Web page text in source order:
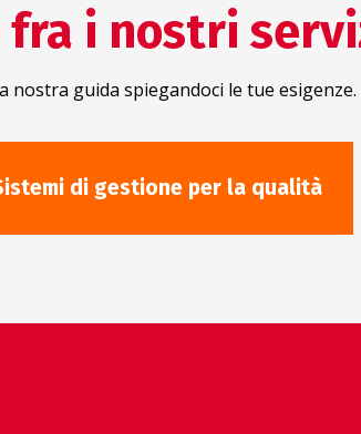
fra i nostri
nostra guida spiegandoci le tue esigenze.
di gestione per la qualità